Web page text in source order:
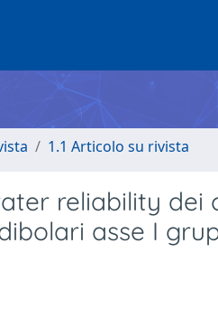
1.1 Articolo su rivista
reliability
asse I